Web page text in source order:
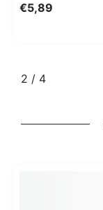
STANLAB
€5,89
2 / von
4